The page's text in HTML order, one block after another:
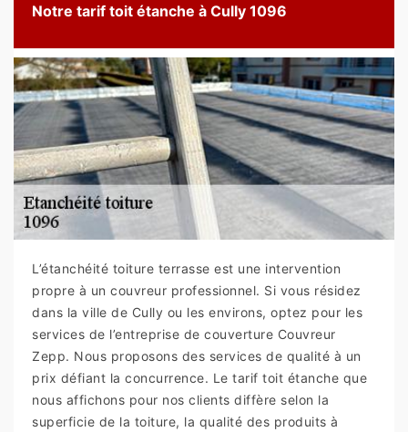
Notre tarif toit étanche à Cully 1096
L’étanchéité toiture terrasse est une intervention
propre à un couvreur professionnel. Si vous résidez
dans la ville de Cully ou les environs, optez pour les
services de l’entreprise de couverture Couvreur
Zepp. Nous proposons des services de qualité à un
prix défiant la concurrence. Le tarif toit étanche que
nous affichons pour nos clients diffère selon la
superficie de la toiture, la qualité des produits à